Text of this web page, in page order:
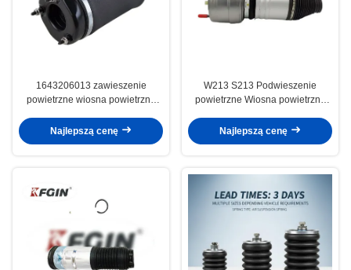
1643206013 zawieszenie
powietrzne wiosna powietrzna
Benz wiosna powietrzna
Najlepszą cenę
W213 S213 Podwieszenie
powietrzne Wiosna powietrzna
Benz Wiosna powietrzna
Najlepszą cenę